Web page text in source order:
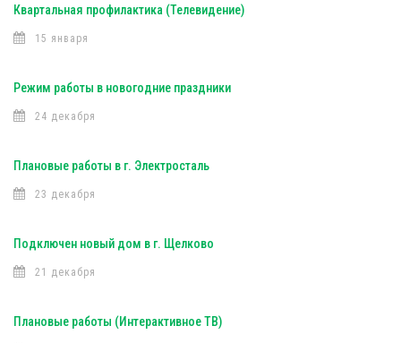
Квартальная профилактика (Телевидение)
15 января
Режим работы в новогодние праздники
24 декабря
Плановые работы в г. Электросталь
23 декабря
Подключен новый дом в г. Щелково
21 декабря
Плановые работы (Интерактивное ТВ)